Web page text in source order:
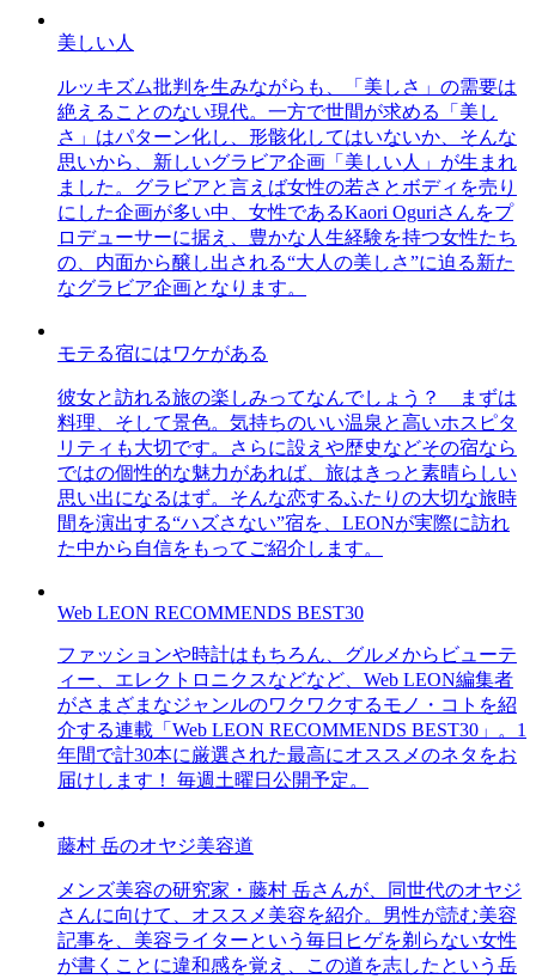
美しい人
ルッキズム批判を生みながらも、「美しさ」の需要は
絶えることのない現代。一方で世間が求める「美し
さ」はパターン化し、形骸化してはいないか、そんな
思いから、新しいグラビア企画「美しい人」が生まれ
ました。グラビアと言えば女性の若さとボディを売り
にした企画が多い中、女性であるKaori Oguriさんをプ
ロデューサーに据え、豊かな人生経験を持つ女性たち
の、内面から醸し出される“大人の美しさ”に迫る新た
なグラビア企画となります。
モテる宿にはワケがある
彼女と訪れる旅の楽しみってなんでしょう？ まずは
料理、そして景色。気持ちのいい温泉と高いホスピタ
リティも大切です。さらに設えや歴史などその宿なら
ではの個性的な魅力があれば、旅はきっと素晴らしい
思い出になるはず。そんな恋するふたりの大切な旅時
間を演出する“ハズさない”宿を、LEONが実際に訪れ
た中から自信をもってご紹介します。
Web LEON RECOMMENDS BEST30
ファッションや時計はもちろん、グルメからビューテ
ィー、エレクトロニクスなどなど、Web LEON編集者
がさまざまなジャンルのワクワクするモノ・コトを紹
介する連載「Web LEON RECOMMENDS BEST30」。1
年間で計30本に厳選された最高にオススメのネタをお
届けします！ 毎週土曜日公開予定。
藤村 岳のオヤジ美容道
メンズ美容の研究家・藤村 岳さんが、同世代のオヤジ
さんに向けて、オススメ美容を紹介。男性が読む美容
記事を、美容ライターという毎日ヒゲを剃らない女性
が書くことに違和感を覚え、この道を志したという岳